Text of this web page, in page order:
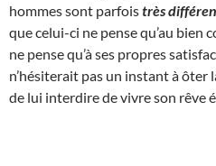
hommes sont parfoistrès
que celui-ci ne pense qu’au bien
ne pense qu’à ses propres
n’hésiterait pas un instant à ôter
de lui interdire de vivre son rêve